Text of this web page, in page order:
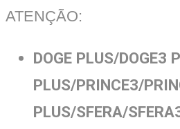
ATENÇÃO:
DOGE PLUS/DOGE3
PLUS/PRINCE3/
PLUS/SFERA/